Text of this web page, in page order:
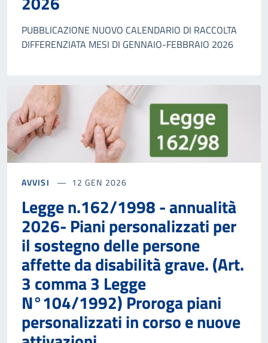
PUBBLICAZIONE NUOVO CALENDARIO DI RACCOLTA
DIFFERENZIATA MESI DI GENNAIO-FEBBRAIO 2026
AVVISI 12 GEN 2026
Legge n.162/1998 - annualità
2026- Piani personalizzati per
il sostegno delle persone
affette da disabilità grave. (Art.
3 comma 3 Legge
N°104/1992) Proroga piani
personalizzati in corso e nuove